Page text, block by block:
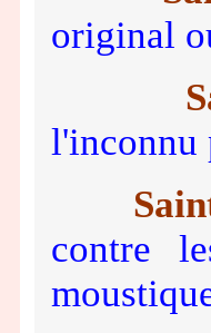
original
l'inconnu
contre